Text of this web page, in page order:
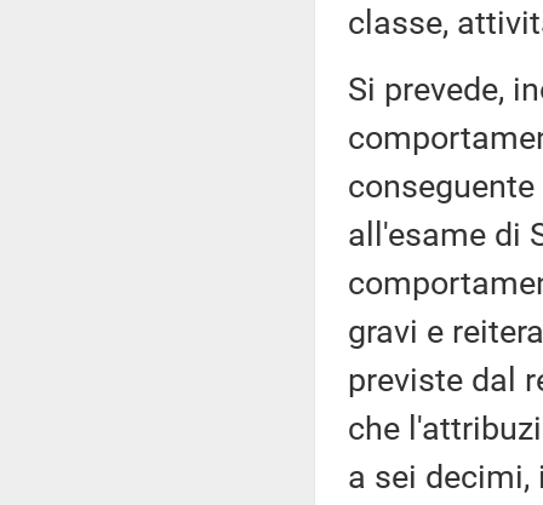
classe,
Si prevede,
all'esame di
gravi e
previste dal
che
a sei